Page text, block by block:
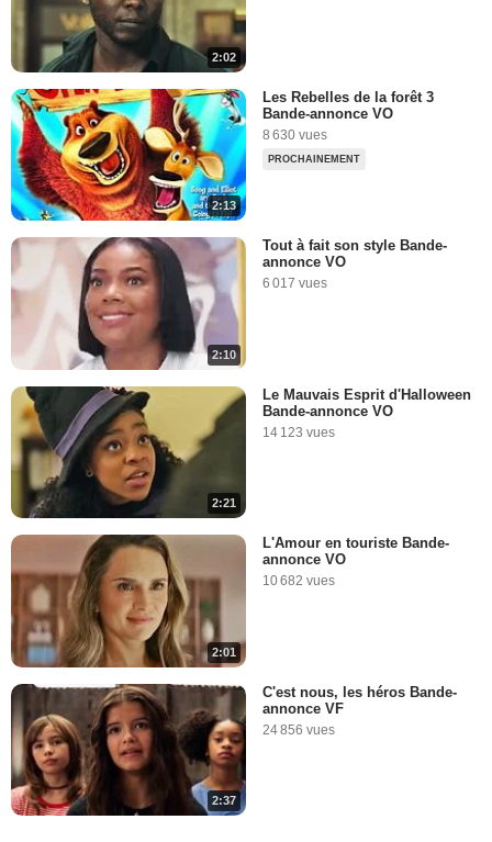
2:02
2:13
Les Rebelles de la forêt 3
Bande-annonce VO
8 630 vues
PROCHAINEMENT
2:10
Tout à fait son style Bande-
annonce VO
6 017 vues
2:21
Le Mauvais Esprit d'Halloween
Bande-annonce VO
14 123 vues
2:01
L'Amour en touriste Bande-
annonce VO
10 682 vues
2:37
C'est nous, les héros Bande-
annonce VF
24 856 vues